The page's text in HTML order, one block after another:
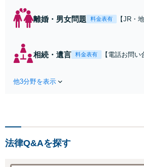
離婚・男女問題 料金表有
【JR・
求／財
相続・遺言 料金表有
【電話お問い
任せください
他3分野を表示
法律Q&Aを探す